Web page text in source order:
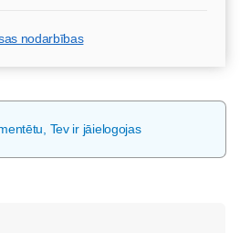
nodarbības
Tev ir jāielogojas